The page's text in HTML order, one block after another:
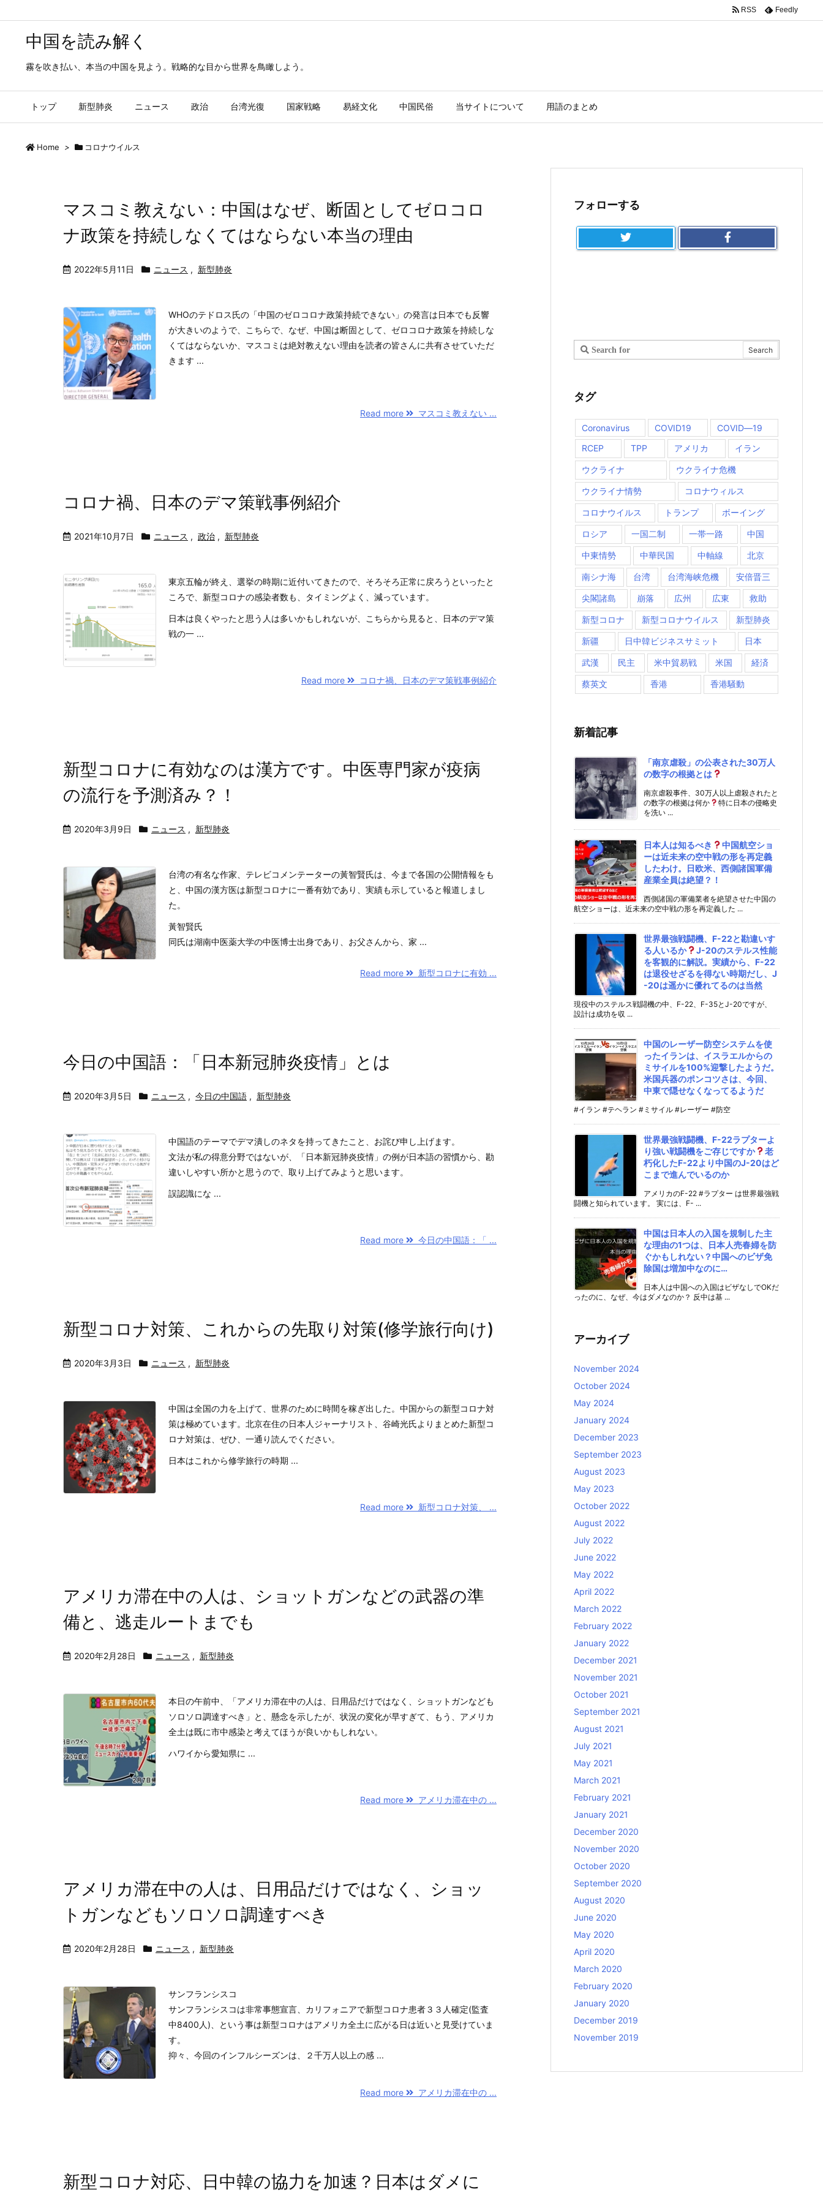
中国を読み解く
霧を吹き払い、本当の中国を見よう。戦略的な目から世界を鳥瞰しよう。
トップ 新型肺炎 ニュース 政治 台湾光復 国家戦略 易経文化 中国民俗 当サイトについて 用語のまとめ
RSS Feedly
Home > コロナウイルス
マスコミ教えない：中国はなぜ、断固としてゼロコロ
ナ政策を持続しなくてはならない本当の理由
2022年5月11日 ニュース , 新型肺炎
WHOのテドロス氏の「中国のゼロコロナ政策持続できない」の発言は日本でも反響
が大きいのようで、こちらで、なぜ、中国は断固として、ゼロコロナ政策を持続しな
くてはならないか、マスコミは絶対教えない理由を読者の皆さんに共有させていただ
きます ...
Read more マスコミ教えない ...
コロナ禍、日本のデマ策戦事例紹介
2021年10月7日 ニュース , 政治 , 新型肺炎
東京五輪が終え、選挙の時期に近付いてきたので、そろそろ正常に戻ろうといったと
ころで、新型コロナの感染者数も、タイミングよく、減っています。
日本は良くやったと思う人は多いかもしれないが、こちらから見ると、日本のデマ策
戦の一 ...
Read more コロナ禍、日本のデマ策戦事例紹介
新型コロナに有効なのは漢方です。中医専門家が疫病
の流行を予測済み？！
2020年3月9日 ニュース , 新型肺炎
台湾の有名な作家、テレビコメンテーターの黃智賢氏は、今まで各国の公開情報をも
と、中国の漢方医は新型コロナに一番有効であり、実績も示していると報道しまし
た。
黃智賢氏
同氏は湖南中医薬大学の中医博士出身であり、お父さんから、家 ...
Read more 新型コロナに有効 ...
今日の中国語：「日本新冠肺炎疫情」とは
2020年3月5日 ニュース , 今日の中国語 , 新型肺炎
中国語のテーマでデマ潰しのネタを持ってきたこと、お詫び申し上げます。
文法が私の得意分野ではないが、「日本新冠肺炎疫情」の例が日本語の習慣から、勘
違いしやすい所かと思うので、取り上げてみようと思います。
誤認識にな ...
Read more 今日の中国語：「 ...
新型コロナ対策、これからの先取り対策(修学旅行向け)
2020年3月3日 ニュース , 新型肺炎
中国は全国の力を上げて、世界のために時間を稼ぎ出した。中国からの新型コロナ対
策は極めています。北京在住の日本人ジャーナリスト、谷崎光氏よりまとめた新型コ
ロナ対策は、ぜひ、一通り読んでください。
日本はこれから修学旅行の時期 ...
Read more 新型コロナ対策、 ...
アメリカ滞在中の人は、ショットガンなどの武器の準
備と、逃走ルートまでも
2020年2月28日 ニュース , 新型肺炎
本日の午前中、「アメリカ滞在中の人は、日用品だけではなく、ショットガンなども
ソロソロ調達すべき」と、懸念を示したが、状況の変化が早すぎて、もう、アメリカ
全土は既に市中感染と考えてほうが良いかもしれない。
ハワイから愛知県に ...
Read more アメリカ滞在中の ...
アメリカ滞在中の人は、日用品だけではなく、ショッ
トガンなどもソロソロ調達すべき
2020年2月28日 ニュース , 新型肺炎
サンフランシスコ
サンフランシスコは非常事態宣言、カリフォニアで新型コロナ患者３３人確定(監査
中8400人)、という事は新型コロナはアメリカ全土に広がる日は近いと見受けていま
す。
抑々、今回のインフルシーズンは、２千万人以上の感 ...
Read more アメリカ滞在中の ...
新型コロナ対応、日中韓の協力を加速？日本はダメに
フォローする
タグ
Coronavirus COVID19
COVID―19
RCEP
TPP アメリカ イラン
ウクライナ ウクライナ危機
ウクライナ情勢 コロナウィルス
コロナウイルス トランプ ボーイング
ロシア 一国二制 一帯一路 中国
中東情勢 中華民国 中軸線 北京
南シナ海 台湾 台湾海峡危機 安倍晋三
尖閣諸島 崩落 広州 広東 救助
新型コロナ 新型コロナウイルス 新型肺炎
新疆 日中韓ビジネスサミット 日本
武漢 民主 米中貿易戦 米国 経済
蔡英文 香港 香港騒動
新着記事
「南京虐殺」の公表された30万人
の数字の根拠とは
南京虐殺事件、30万人以上虐殺されたと
の数字の根拠は何か
特に日本の侵略史
を洗い ...
日本人は知るべき
中国航空ショ
ーは近未来の空中戦の形を再定義
したわけ。日欧米、西側諸国軍備
産業全員は絶望？！
西側諸国の軍備業者を絶望させた中国の
航空ショーは、近未来の空中戦の形を再定義した ...
世界最強戦闘機、F-22と勘違いす
る人いるか
J-20のステルス性能
を客観的に解説。実績から、F-22
は退役せざるを得ない時期だし、J
-20は遥かに優れてるのは当然
現役中のステルス戦闘機の中、F-22、F-35とJ-20ですが、
設計は成功を収 ...
中国のレーザー防空システムを使
ったイランは、イスラエルからの
ミサイルを100%迎撃したようだ。
米国兵器のポンコツさは、今回、
中東で隠せなくなってるようだ
#イラン #テヘラン #ミサイル #レーザー #防空
世界最強戦闘機、F-22ラプターよ
り強い戦闘機をご存じですか
老
朽化したF-22より中国のJ-20はど
こまで進んでいるのか
アメリカのF-22 #ラプター は世界最強戦
闘機と知られています。 実には、F- ...
中国は日本人の入国を規制した主
な理由の1つは、日本人売春婦を防
ぐかもしれない？中国へのビザ免
除国は増加中なのに…
日本人は中国への入国はビザなしでOKだ
ったのに、なぜ、今はダメなのか？ 反中は基 ...
アーカイブ
November 2024
October 2024
May 2024
January 2024
December 2023
September 2023
August 2023
May 2023
October 2022
August 2022
July 2022
June 2022
May 2022
April 2022
March 2022
February 2022
January 2022
December 2021
November 2021
October 2021
September 2021
August 2021
July 2021
May 2021
March 2021
February 2021
January 2021
December 2020
November 2020
October 2020
September 2020
August 2020
June 2020
May 2020
April 2020
March 2020
February 2020
January 2020
December 2019
November 2019